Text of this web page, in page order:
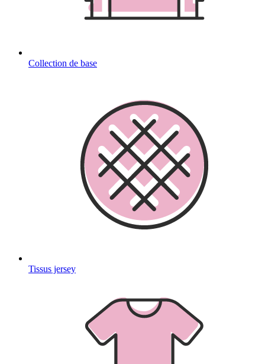
Collection de base
Tissus jersey